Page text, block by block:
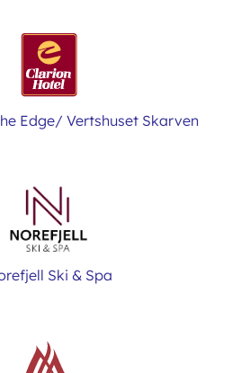
Edge/ Vertshuset Skarven
Ski & Spa